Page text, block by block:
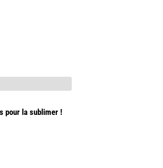
pour la sublimer !